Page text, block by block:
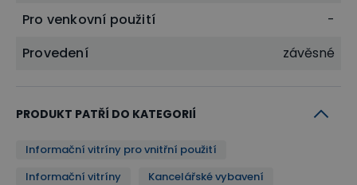
Pro venkovní použití
-
Provedení
závěsné
PRODUKT PATŘÍ DO KATEGORIÍ
Informační vitríny pro vnitřní použití
Informační vitríny
Kancelářské vybavení